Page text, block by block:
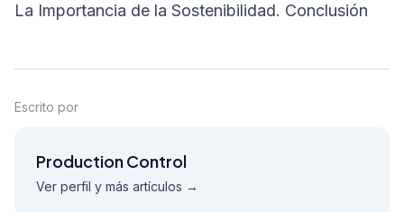
La Importancia de la Sostenibilidad. Conclusión
Escrito por
Production Control
Ver perfil y más artículos →